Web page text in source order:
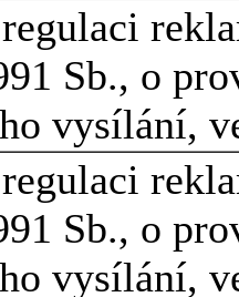
Sb., o
vysílání,
Sb., o
vysílání,